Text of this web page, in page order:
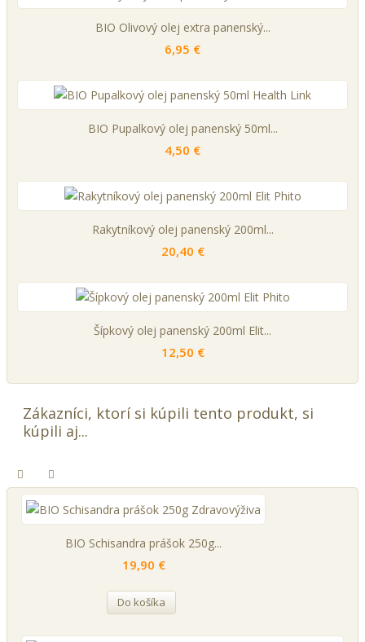
BIO Olivový olej extra panenský...
6,95 €
BIO Pupalkový olej panenský 50ml...
4,50 €
Rakytníkový olej panenský 200ml...
20,40 €
Šípkový olej panenský 200ml Elit...
12,50 €
Zákazníci, ktorí si kúpili tento produkt, si
kúpili aj...
BIO Schisandra prášok 250g...
19,90 €
Do košíka